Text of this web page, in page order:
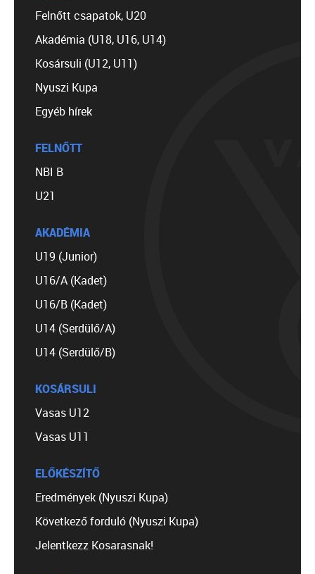
Felnőtt csapatok, U20
Akadémia (U18, U16, U14)
Kosársuli (U12, U11)
Nyuszi Kupa
Egyéb hírek
FELNŐTT
NBI B
U21
AKADÉMIA
U19 (Junior)
U16/A (Kadet)
U16/B (Kadet)
U14 (Serdülő/A)
U14 (Serdülő/B)
KOSÁRSULI
Vasas U12
Vasas U11
ELŐKÉSZÍTŐ
Eredmények (Nyuszi Kupa)
Következő forduló (Nyuszi Kupa)
Jelentkezz Kosarasnak!